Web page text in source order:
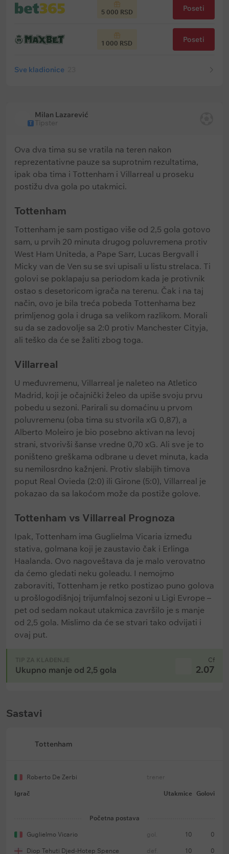
5 000 RSD Poseti
1 000 RSD Poseti
Sve kladionice
T
Milan Lazarević
Tipster
Ova dva tima su se vratila na teren nakon
reprezentativne pauze sa suprotnim rezultatima,
ipak oba tima i Tottenham i Villarreal u proseku
postižu dva gola po utakmici.
Tottenham
Tottenham je sam postigao više od 2,5 gola gotovo
sam, u prvih 20 minuta drugog poluvremena protiv
West Ham Uniteda, a Pape Sarr, Lucas Bergvall i
Micky van de Ven su se svi upisali u listu strelaca. Ti
golovi se poklapaju sa periodom kada je protivnik
ostao s desetoricom igrača na terenu. Čak i na taj
način, ovo je bila treća pobeda Tottenhama bez
primljenog gola i druga sa velikom razlikom. Morali
su da se zadovolje sa 2:0 protiv Manchester Cityja,
ali teško da će se žaliti zbog toga.
Villarreal
U međuvremenu, Villarreal je naleteo na Atletico
Madrid, koji je očajnički želeo da upiše svoju prvu
pobedu u sezoni. Parirali su domaćinu u prvom
poluvremenu (oba tima su stvorila xG 0,87), a
Alberto Moleiro je bio posebno aktivan na levoj
strani, stvorivši šanse vredne 0,70 xG. Ali sve je to
poništeno greškama odbrane u devet minuta, kada
su nemilosrdno kažnjeni. Protiv slabijih timova
poput Real Ovieda (2:0) ili Girone (5:0), Villarreal je
pokazao da sa lakoćom može da postiže golove.
Tottenham vs Villarreal Prognoza
Ipak, Tottenham ima Guglielma Vicaria između
stativa, golmana koji je zaustavio čak i Erlinga
Haalanda. Ovo nagoveštava da je malo verovatno
da ćemo gledati neku goleadu. I nemojmo
zaboraviti, Tottenham je retko postizao puno golova
u prošlogodišnjoj trijumfalnoj sezoni u Ligi Evrope –
pet od sedam nokaut utakmica završilo je s manje
od 2,5 gola. Mislimo da će se stvari tako odvijati i
ovaj put.
TIP ZA KLAĐENJE
Ukupno manje od 2,5 gola
Cf
2.07
Sastavi
Tottenham
Roberto De Zerbi trener
Igrač Utakmice Golovi
Početna postava
Guglielmo Vicario gol. 10 0
Diop Tehuti Djed-Hotep Spence def. 10 0